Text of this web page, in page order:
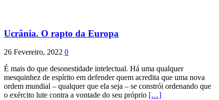
Ucrânia. O rapto da Europa
26 Fevereiro, 2022 0
É mais do que desonestidade intelectual. Há uma qualquer
mesquinhez de espírito em defender quem acredita que uma nova
ordem mundial – qualquer que ela seja – se constrói ordenando que
o exército lute contra a vontade do seu próprio […]